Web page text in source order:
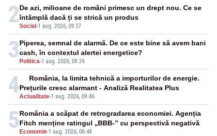
2Social -1 aug. 2026, 09:37
De azi, milioane de români primesc un drept nou. Ce se
întâmplă dacă ți se strică un produs
3 Politica-1 aug. 2026, 09:39
Piperea, semnal de alarmă. De ce este bine să avem bani
cash, în contextul alertei energetice?
4Actualitate-1 aug. 2026, 09:46
România, la limita tehnică a importurilor de energie.
Prețurile cresc alarmant - Analiză Realitatea Plus
5 Economie-1 aug. 2026, 06:48
România a scăpat de retrogradarea economiei. Agenția
Fitch menține ratingul „BBB-” cu perspectivă negativă